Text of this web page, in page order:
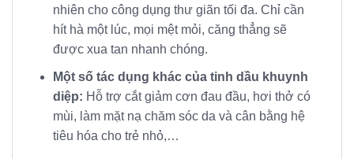
nhiên cho công dụng thư giãn tối đa. Chỉ cần
hít hà một lúc, mọi mệt mỏi, căng thẳng sẽ
được xua tan nhanh chóng.
Một số tác dụng khác của tinh dầu khuynh
diệp: Hỗ trợ cắt giảm cơn đau đầu, hơi thở có
mùi, làm mặt nạ chăm sóc da và cân bằng hệ
tiêu hóa cho trẻ nhỏ,…